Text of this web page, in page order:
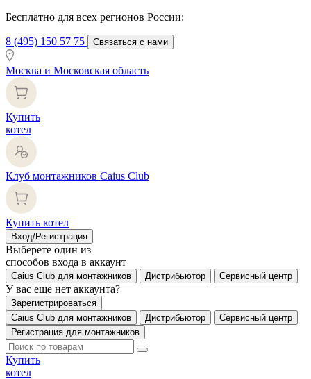
Бесплатно для всех регионов России:
8 (495) 150 57 75 Связаться с нами
Москва и Московская область
Купить
котел
Клуб монтажников Caius Club
Купить котел
Вход/Регистрация
Выберете один из
способов входа в аккаунт
Caius Club для монтажников Дистрибьютор Сервисный центр
У вас еще нет аккаунта?
Зарегистрироваться
Caius Club для монтажников
Дистрибьютор
Сервисный центр
Регистрация для монтажников
Купить
котел